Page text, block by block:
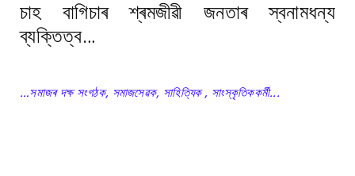
চাহ বাগিচাৰ শ্ৰমজীৱী জনতাৰ স্বনামধন্য
ব্যক্তিত্ব…
…সমাজৰ দক্ষ সংগঠক, সমাজসেৱক, সাহিত্যিক , সাংস্কৃতিককৰ্মী...